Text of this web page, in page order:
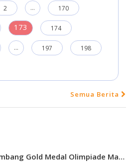
2 ... 170
173 174
... 197 198
Semua Berita
Khansa Almahyra Sumbang Gold Medal Olimpiade Matematika ME Awards 2026